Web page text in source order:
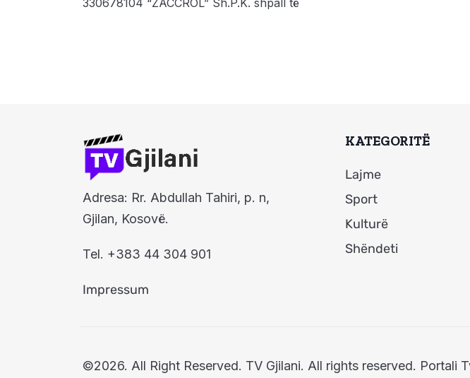
330678104 “ZACCROL” Sh.P.K. shpall të
Adresa: Rr. Abdullah Tahiri, p. n,
Gjilan, Kosovë.
Tel. +383 44 304 901
Impressum
KATEGORITË
Lajme
Sport
Kulturë
Shëndeti
©2026. All Right Reserved. TV Gjilani. All rights reserved. Portali